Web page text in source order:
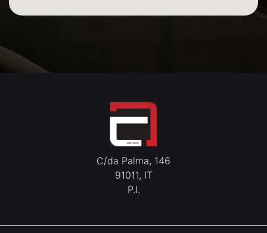
C/da Palma, 146
91011, IT
P.I.